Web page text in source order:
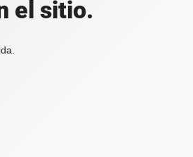
el sitio.